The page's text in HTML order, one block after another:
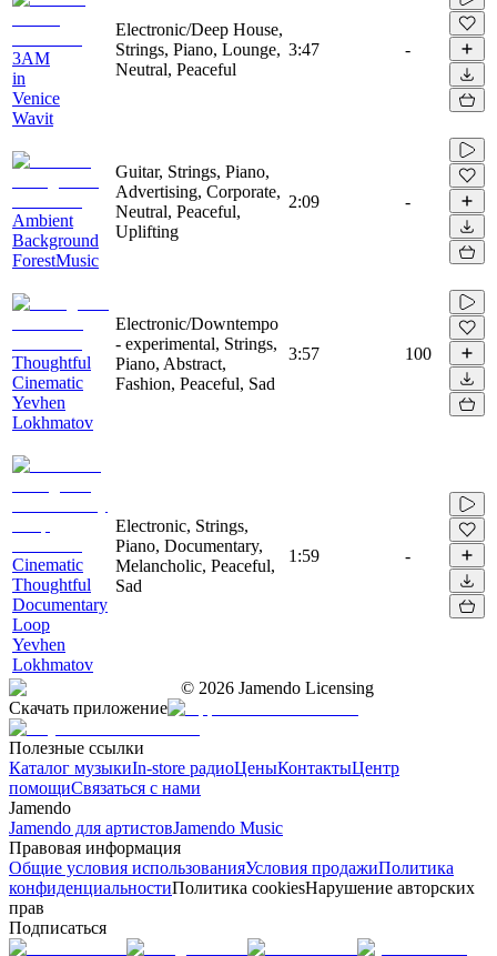
3AM
in
Venice
Wavit
Electronic/Deep House,
Strings, Piano, Lounge,
Neutral, Peaceful
3:47 -
Ambient
Background
ForestMusic
Guitar, Strings, Piano,
Advertising, Corporate,
Neutral, Peaceful,
Uplifting
2:09 -
Thoughtful
Cinematic
Yevhen
Lokhmatov
Electronic/Downtempo
- experimental, Strings,
Piano, Abstract,
Fashion, Peaceful, Sad
3:57 100
Cinematic
Thoughtful
Documentary
Loop
Yevhen
Lokhmatov
Electronic, Strings,
Piano, Documentary,
Melancholic, Peaceful,
Sad
1:59 -
© 2026 Jamendo Licensing
Скачать приложение
Полезные ссылки
Каталог музыкиIn-store радиоЦеныКонтактыЦентр
помощиСвязаться с нами
Jamendo
Jamendo для артистовJamendo Music
Правовая информация
Общие условия использованияУсловия продажиПолитика
конфиденциальностиПолитика cookiesНарушение авторских
прав
Подписаться